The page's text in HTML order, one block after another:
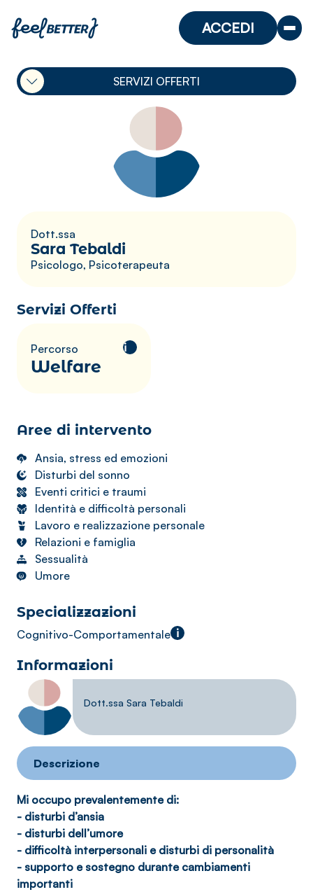
ACCEDI
SERVIZI OFFERTI
Dott.ssa
Sara Tebaldi
Psicologo, Psicoterapeuta
Servizi Offerti
Percorso i
Welfare
Aree di intervento
Ansia, stress ed emozioni
Disturbi del sonno
Eventi critici e traumi
Identità e difficoltà personali
Lavoro e realizzazione personale
Relazioni e famiglia
Sessualità
Umore
Specializzazioni
Cognitivo-Comportamentale i
Informazioni
Dott.ssa Sara Tebaldi
Descrizione
Mi occupo prevalentemente di:
- disturbi d’ansia
- disturbi dell’umore
- difficoltà interpersonali e disturbi di personalità
- supporto e sostegno durante cambiamenti
importanti